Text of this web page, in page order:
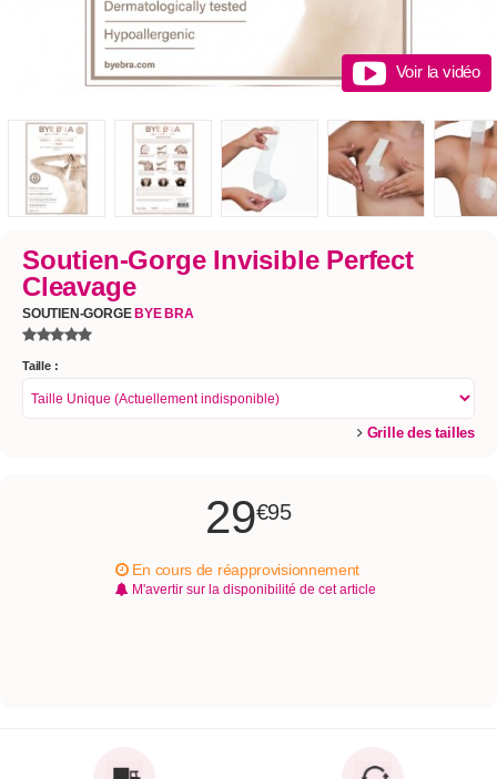
Voir la vidéo
Soutien-Gorge Invisible Perfect
Cleavage
SOUTIEN-GORGE BYE BRA
Taille :
Grille des tailles
29€95
En cours de réapprovisionnement
M'avertir sur la disponibilité de cet article